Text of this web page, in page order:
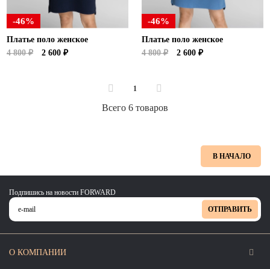
-46%
Платье поло женское
4 800 ₽
2 600 ₽
-46%
Платье поло женское
4 800 ₽
2 600 ₽
1
Всего 6 товаров
В НАЧАЛО
Подпишись на новости FORWARD
ОТПРАВИТЬ
О КОМПАНИИ